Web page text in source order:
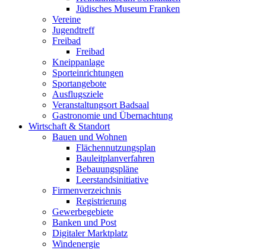
Jüdisches Museum Franken
Vereine
Jugendtreff
Freibad
Freibad
Kneippanlage
Sporteinrichtungen
Sportangebote
Ausflugsziele
Veranstaltungsort Badsaal
Gastronomie und Übernachtung
Wirtschaft & Standort
Bauen und Wohnen
Flächennutzungsplan
Bauleitplanverfahren
Bebauungspläne
Leerstandsinitiative
Firmenverzeichnis
Registrierung
Gewerbegebiete
Banken und Post
Digitaler Marktplatz
Windenergie